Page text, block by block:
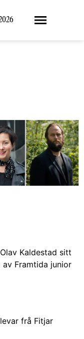
Meny
Kaldestad sitt
av Framtida junior
frå Fitjar